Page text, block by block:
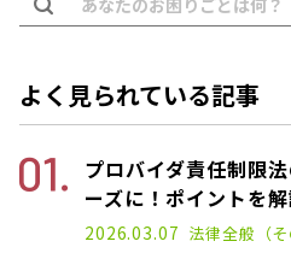
よく見られている記事
プロバイダ責任制限
ーズに！ポイントを
2022.11.14
2026.03.07 法律全般（そ